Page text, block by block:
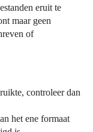
eruit te
maar geen
of
controleer dan
het ene formaat